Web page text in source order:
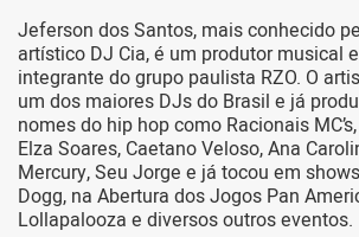
Jeferson dos Santos, mais conhecido
artístico DJ Cia, é um produtor musical
integrante do grupo paulista RZO. O
um dos maiores DJs do Brasil e já
nomes do hip hop como Racionais
Elza Soares, Caetano Veloso, Ana
Mercury, Seu Jorge e já tocou em
Dogg, na Abertura dos Jogos Pan
Lollapalooza e diversos outros eventos.